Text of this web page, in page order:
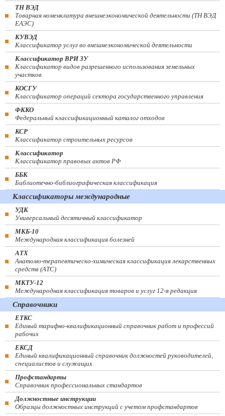
ТН ВЭД
Товарная номенклатура внешнеэкономической деятельности (ТН ВЭД
ЕАЭС)
КУВЭД
Классификатор услуг во внешнеэкономической деятельности
Классификатор ВРИ ЗУ
Классификатор видов разрешенного использования земельных
участков
КОСГУ
Классификатор операций сектора государственного управления
ФККО
Федеральный классификационный каталог отходов
КСР
Классификатор строительных ресурсов
Классификатор
Классификатор правовых актов РФ
ББК
Библиотечно-библиографическая классификация
Классификаторы международные
УДК
Универсальный десятичный классификатор
МКБ-10
Международная классификация болезней
АТХ
Анатомо-терапевтическо-химическая классификация лекарственных
средств (ATC)
МКТУ-12
Международная классификация товаров и услуг 12-я редакция
Справочники
ЕТКС
Единый тарифно-квалификационный справочник работ и профессий
рабочих
ЕКСД
Единый квалификационный справочник должностей руководителей,
специалистов и служащих
Профстандарты
Справочник профессиональных стандартов
Должностные инструкции
Образцы должностных инструкций с учетом профстандартов